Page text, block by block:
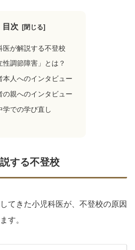
目次
医が解説する不登校
性調節障害」とは？
本人へのインタビュー
の親へのインタビュー
学での学び直し
する不登校
てきた小児科医が、不登校の原因
す。